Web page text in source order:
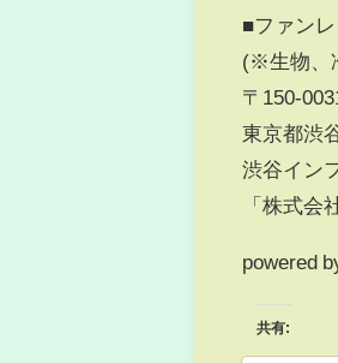
■ファン
(※生物、
〒150-
東京都渋
渋谷イン
「株式会
powered
共有: